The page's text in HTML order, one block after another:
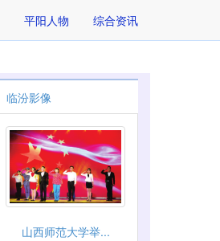
平阳人物 综合资讯
临汾影像
山西师范大学举...